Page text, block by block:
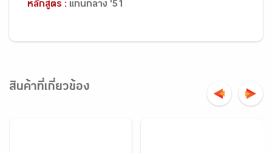
หลักสูตร : แกนกลาง '51
สินค้าที่เกี่ยวข้อง